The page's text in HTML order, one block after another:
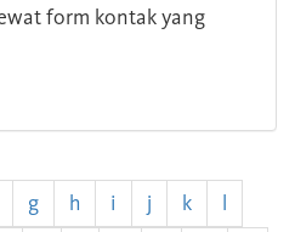
form kontak yang
g h i j k
l